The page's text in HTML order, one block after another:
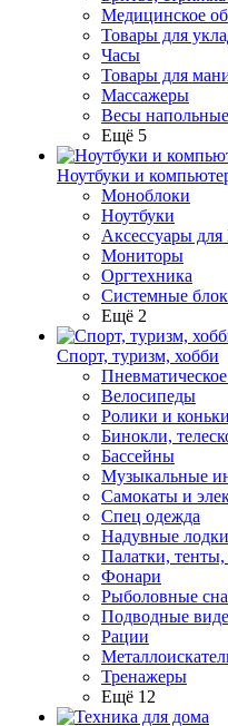
Медицинское
Товары для
Часы
Товары для
Массажеры
Весы напольные
Ещё 5
Ноутбуки и
Моноблоки
Ноутбуки
Аксессуары
Мониторы
Оргтехника
Системные
Ещё 2
Спорт, туризм, хобби
Велосипеды
Ролики и
Бинокли,
Бассейны
Музыкальные
Самокаты и
Спец одежда
Надувные
Палатки,
Фонари
Рыболовные
Подводные
Рации
Тренажеры
Ещё 12